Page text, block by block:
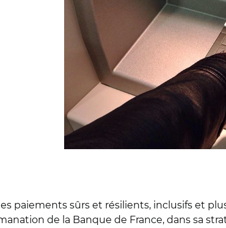
paiements sûrs et résilients, inclusifs et
de la Banque de France, dans sa